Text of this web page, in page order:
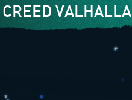
VALHALLA